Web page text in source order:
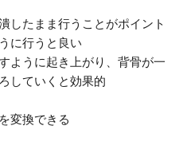
したまま行うことがポイント
に行うと良い
ように起き上がり、背骨が一
していくと効果的
変換できる